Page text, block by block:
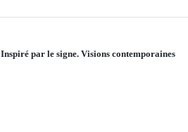
Inspiré par le signe. Visions contemporaines